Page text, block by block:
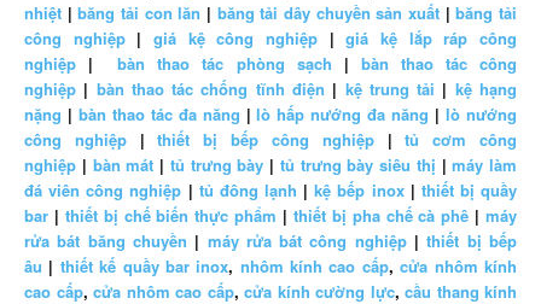
nhiệt |băng tải con lăn | băng tải dây chuyền sản xuất |băng tải
công nghiệp|giá kệ công nghiệp |giá kệ lắp ráp công
nghiệp |bàn thao tác phòng sạch | bàn thao tác công
nghiệp | bàn thao tác chống tĩnh điện | kệ trung tải | kệ hạng
nặng | bàn thao tác đa năng |lò hấp nướng đa năng |lò nướng
công nghiệp|thiết bị bếp công nghiệp|tủ cơm công
nghiệp | bàn mát | tủ trưng bày | tủ trưng bày siêu thị |máy làm
đá viên công nghiệp | tủ đông lạnh |kệ bếp inox| thiết bị quầy
bar | thiết bị chế biến thực phẩm | thiết bị pha chế cà phê | máy
rửa bát băng chuyền | máy rửa bát công nghiệp|thiết bị bếp
âu | thiết kế quầy bar inox, nhôm kính cao cấp,cửa nhôm kính
cao cấp, cửa nhôm cao cấp, cửa kính cường lực, cầu thang kính